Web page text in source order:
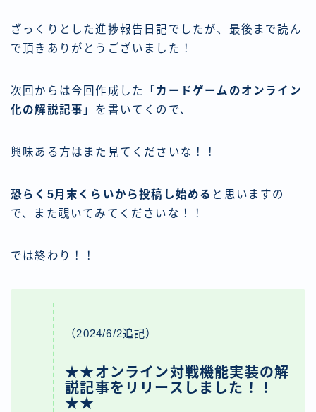
ざっくりとした進捗報告日記でしたが、最後まで読ん
で頂きありがとうございました！
次回からは今回作成した
「カードゲームのオンライン
化の解説記事」 を書いてくので、
興味ある方はまた見てくださいな！！
恐らく5月末くらいから投稿し始める と思いますの
で、また覗いてみてくださいな！！
では終わり！！
（2024/6/2追記）
★★オンライン対戦機能実装の解
説記事をリリースしました！！
★★